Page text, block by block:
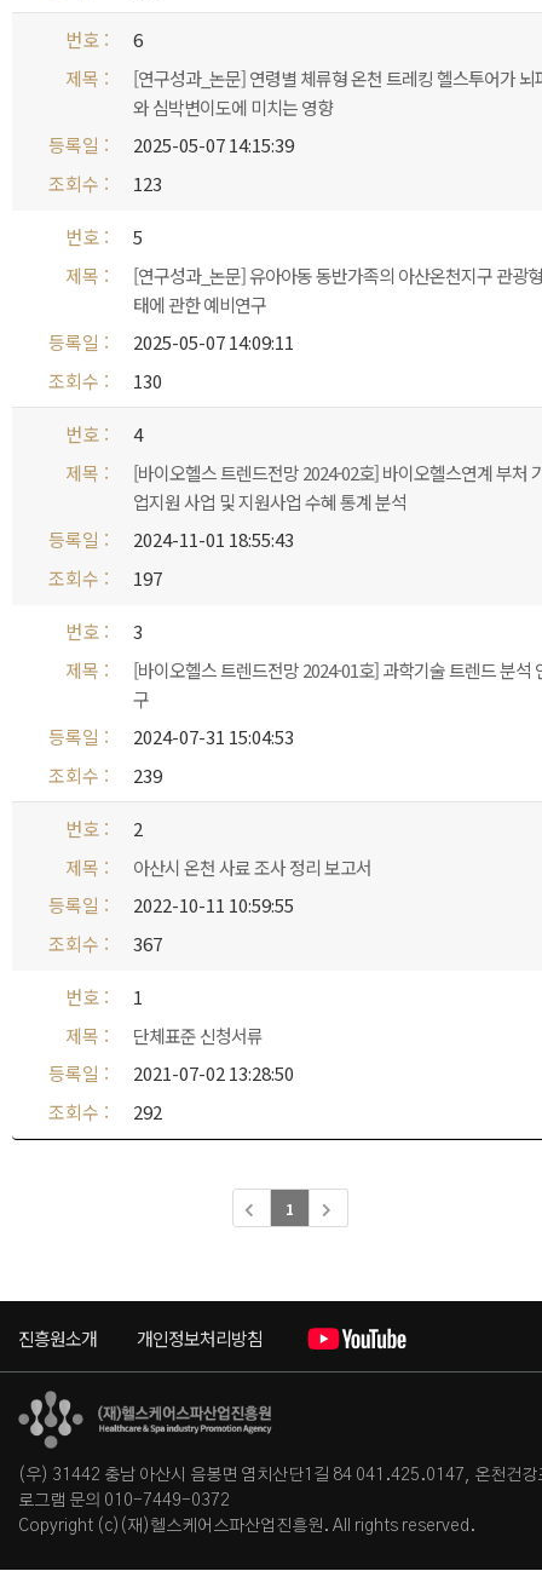
6
[연구성과_논문] 연령별 체류형 온천 트레킹 헬스투어가 뇌
와 심박변이도에 미치는 영향
2025-05-07 14:15:39
123
5
[연구성과_논문] 유아아동 동반가족의 아산온천지구 관광형
태에 관한 예비연구
2025-05-07 14:09:11
130
4
[바이오헬스 트렌드전망 2024-02호] 바이오헬스연계 부처
업지원 사업 및 지원사업 수혜 통계 분석
2024-11-01 18:55:43
197
3
[바이오헬스 트렌드전망 2024-01호] 과학기술 트렌드 분석
구
2024-07-31 15:04:53
239
2
아산시 온천 사료 조사 정리 보고서
2022-10-11 10:59:55
367
1
단체표준 신청서류
2021-07-02 13:28:50
292
1
진흥원소개 개인정보처리방침
(우) 31442 충남 아산시 음봉면 염치산단1길 84 041.425.0147, 온천건강
로그램 문의 010-7449-0372
Copyright (c)(재)헬스케어스파산업진흥원. All rights reserved.